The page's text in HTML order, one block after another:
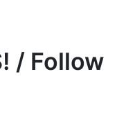
/ Follow